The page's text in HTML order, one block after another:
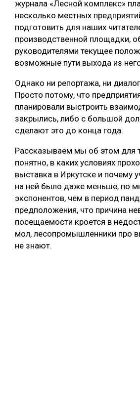
журнала «Лесной комплекс»
несколько местных
подготовить для наших
производственной площадки,
руководителями текущее
возможные пути выхода из
Однако ни репортажа, ни
Просто потому, что
планировали выстроить
закрылись, либо с большой
сделают это до конца года.
Рассказываем мы об этом для
понятно, в каких условиях
выставка в Иркутске и почему
на ней было даже меньше, по
экспонентов, чем в период
предположения, что причина
посещаемости кроется в
мол, лесопромышленники про
не знают.